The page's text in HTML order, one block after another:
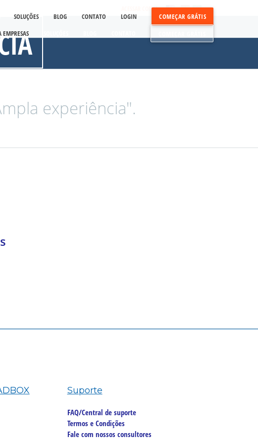
ACESSAR CONTA
EMPRESAS
SOLUÇÕES BLOG CONTATO LOGIN COMEÇAR GRÁTIS
experiência".
Suporte
FAQ/Central de suporte
Termos e Condições
Fale com nossos consultores